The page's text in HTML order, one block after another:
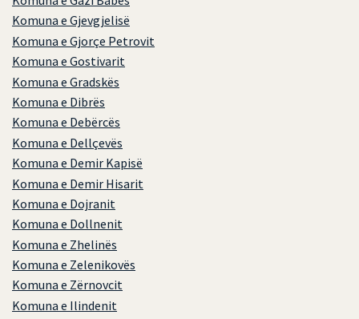
Komuna e Gjevgjelisë
Komuna e Gjorçe Petrovit
Komuna e Gostivarit
Komuna e Gradskës
Komuna e Dibrës
Komuna e Debërcës
Komuna e Dellçevës
Komuna e Demir Kapisë
Komuna e Demir Hisarit
Komuna e Dojranit
Komuna e Dollnenit
Komuna e Zhelinës
Komuna e Zelenikovës
Komuna e Zërnovcit
Komuna e Ilindenit